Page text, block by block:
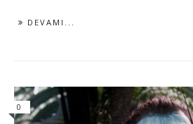
DEVAMI...
0